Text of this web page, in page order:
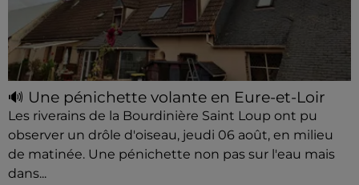
🔊 Une pénichette volante en Eure-et-Loir
Les riverains de la Bourdinière Saint Loup ont pu
observer un drôle d'oiseau, jeudi 06 août, en milieu
de matinée. Une pénichette non pas sur l'eau mais
dans...